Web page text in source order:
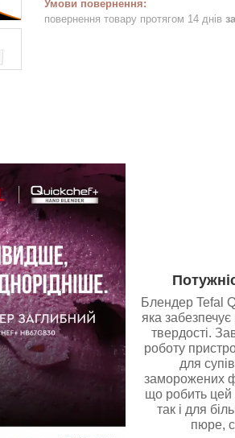
повернення товару протягом 14 днів
Блендер Tefal
яка
твердості.
роботу
для
заморожених
що робить цей
так і для
пюре,